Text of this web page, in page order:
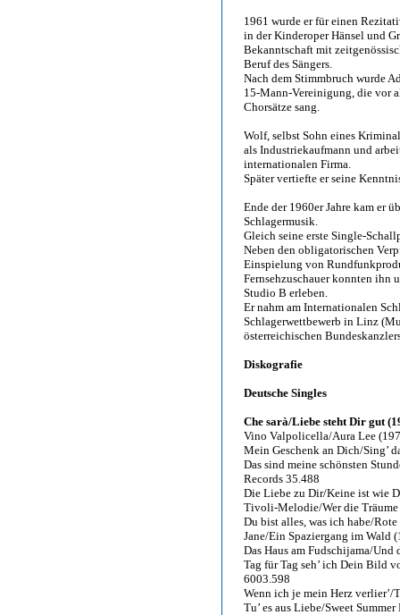
1961 wurde er für einen
in der Kinderoper Hänsel und
Bekanntschaft mit
Beruf des Sängers.
Nach dem Stimmbruch wurde
15-Mann-Vereinigung, die vor
Chorsätze sang.
Wolf, selbst Sohn eines
als Industriekaufmann und
internationalen Firma.
Später vertiefte er seine
Ende der 1960er Jahre kam er
Schlagermusik.
Gleich seine erste Single-
Neben den obligatorischen
Einspielung von
Fernsehzuschauer konnten ihn
Studio B erleben.
Er nahm am Internationalen
Schlagerwettbewerb in Linz
österreichischen
Diskografie
Deutsche Singles
Che sarà/Liebe steht Dir gut
Vino Valpolicella/Aura Lee
Mein Geschenk an Dich/Sing’
Das sind meine schönsten
Records 35.488
Die Liebe zu Dir/Keine ist wie
Tivoli-Melodie/Wer die
Du bist alles, was ich habe/
Jane/Ein Spaziergang im Wald
Das Haus am Fudschijama/
Tag für Tag seh’ ich Dein Bild
6003.598
Wenn ich je mein Herz
Tu’ es aus Liebe/Sweet